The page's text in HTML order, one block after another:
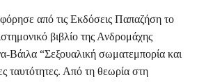
από τις Εκδόσεις Παπαζήση το
βιβλίο της Ανδρομάχης
Βάιλα “Σεξουαλική σωματεμπορία και
ταυτότητες. Από τη θεωρία στη